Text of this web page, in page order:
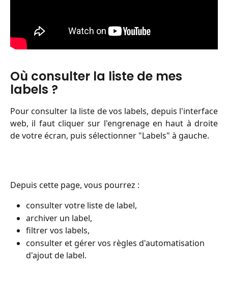
Où consulter la liste de mes
labels ?
Pour consulter la liste de vos labels, depuis l'interface
web, il faut cliquer sur l'engrenage en haut à droite
de votre écran, puis sélectionner "Labels" à gauche.
Depuis cette page, vous pourrez :
consulter votre liste de label,
archiver un label,
filtrer vos labels,
consulter et gérer vos règles d'automatisation
d'ajout de label.